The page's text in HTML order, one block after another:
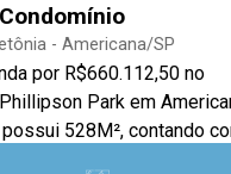
- Americana/SP
por R$660.112,50 no
Park em
528M², contando
e com calçada, a área